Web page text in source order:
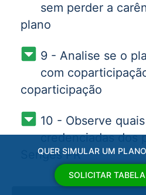
sem perder a
plano
9 - Analise se o
com
coparticipação
10 - Observe
credenciadas dos
Sengés PR
QUER SIMULAR UM
SOLICITAR